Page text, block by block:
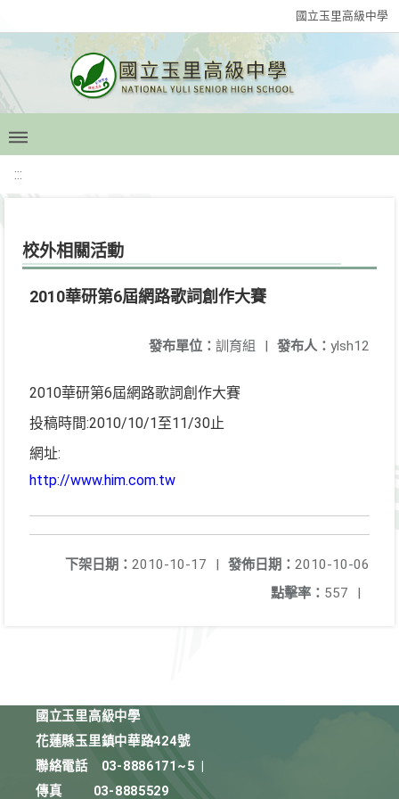
國立玉里高級中學
:::
校外相關活動
2010華研第6屆網路歌詞創作大賽
發布人： ylsh12
發布單位： 訓育組 |
2010華研第6屆網路歌詞創作大賽
投稿時間:2010/10/1至11/30止
網址:
http://www.him.com.tw
發佈日期： 2010-10-06
下架日期： 2010-10-17
|
點擊率： 557 |
國立玉里高級中學
花蓮縣玉里鎮中華路424號
聯絡電話
03-8886171~5
傳真
03-8885529